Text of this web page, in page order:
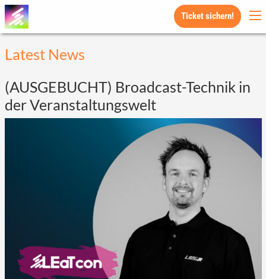
Ticket sichern!
Latest News
(AUSGEBUCHT) Broadcast-Technik in
der Veranstaltungswelt